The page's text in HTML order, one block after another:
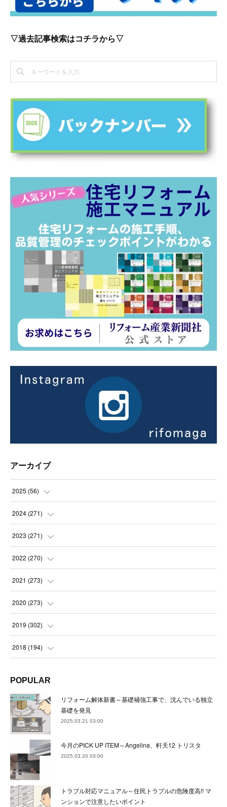
▽過去記事検索はコチラから▽
アーカイブ
2025 (56)
(14
(21
(21
2024 (271)
(21
(22
(23
(22
(24)
22)
(22)
(22)
(25
2023 (271)
(22
(23
(23
(21
(23 )
(24
(21
(24)
(21
( 23)
2022 (270)
(23
(23
(22
(23
(22 )
(23
(23
(22)
(24
( 21)
2021 (273)
(24
(23
(22
(23)
(23
(22)
(23
( 24)
2020 (273)
(24
(22
(22)
(24
(24)
(23
( 21)
2019 (302)
(23
(22)
(21)
(27)
(22
33)
2018 (194)
(17)
(32)
(36)
(30
34)
POPULAR
リフォーム解体新書～基礎補強工事で、沈んでいる独立
基礎を発見
2025.03.21 03:00
今月のPICK UP ITEM～Angelina、軒天12 トリスタ
2025.03.20 03:00
トラブル対応マニュアル～住民トラブルの危険度高!! マ
ンションで注意したいポイント